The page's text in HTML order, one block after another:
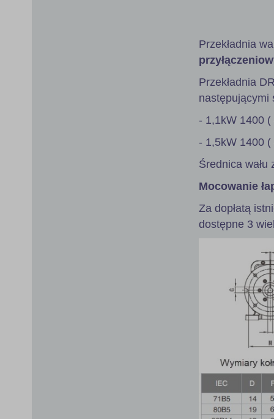
Przekładnia
Przekładnia
następującymi
- 1,1kW 1400 (
- 1,5kW 1400 (
Średnica wału
Mocowanie
Za dopłatą
dostępne 3